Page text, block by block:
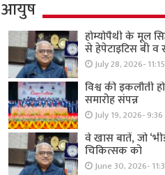
आयुष
होम्योपैथी के मूल
से हेपेटाइटिस बी
July 28, 2026-
विश्व की इकलौती
समारोह संपन्न
July 19, 2026-
वे खास बातें, जो
चिकित्सक को
June 30, 2026-